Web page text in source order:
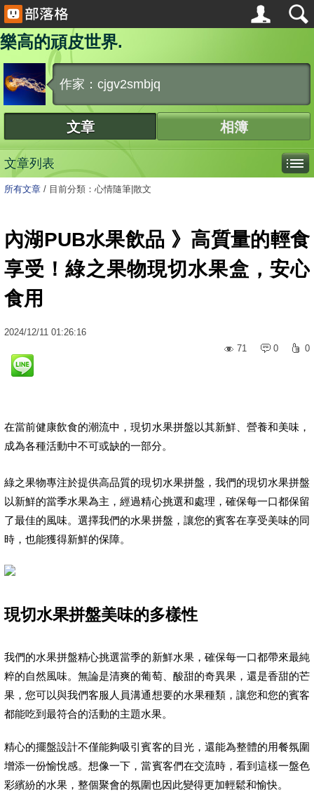
樂高的頑皮世界.
作家：cjgv2smbjq
文章 相簿
文章列表
所有文章 / 目前分類：心情隨筆|散文
內湖PUB水果飲品 》高質量的輕食
享受！綠之果物現切水果盒，安心
食用
2024/12/11 01:26:16
71
0 0
在當前健康飲食的潮流中，現切水果拼盤以其新鮮、營養和美味，
成為各種活動中不可或缺的一部分。
綠之果物專注於提供高品質的現切水果拼盤，我們的現切水果拼盤
以新鮮的當季水果為主，經過精心挑選和處理，確保每一口都保留
了最佳的風味。選擇我們的水果拼盤，讓您的賓客在享受美味的同
時，也能獲得新鮮的保障。
現切水果拼盤美味的多樣性
我們的水果拼盤精心挑選當季的新鮮水果，確保每一口都帶來最純
粹的自然風味。無論是清爽的葡萄、酸甜的奇異果，還是香甜的芒
果，您可以與我們客服人員溝通想要的水果種類，讓您和您的賓客
都能吃到最符合的活動的主題水果。
精心的擺盤設計不僅能夠吸引賓客的目光，還能為整體的用餐氛圍
增添一份愉悅感。想像一下，當賓客們在交流時，看到這樣一盤色
彩繽紛的水果，整個聚會的氛圍也因此變得更加輕鬆和愉快。